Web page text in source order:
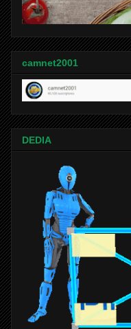
camnet2001
DEDIA